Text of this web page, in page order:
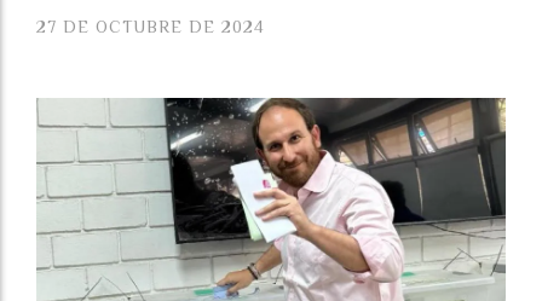
27 DE OCTUBRE DE 2024